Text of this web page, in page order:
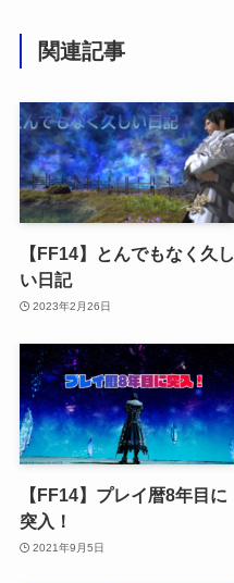
関連記事
【FF14】とんでもなく久し
い日記
2023年2月26日
【FF14】プレイ暦8年目に
突入！
2021年9月5日